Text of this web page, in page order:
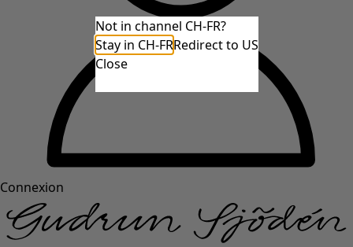
Connexion
Not in channel CH-FR?
Stay in CH-FRRedirect to US
Close